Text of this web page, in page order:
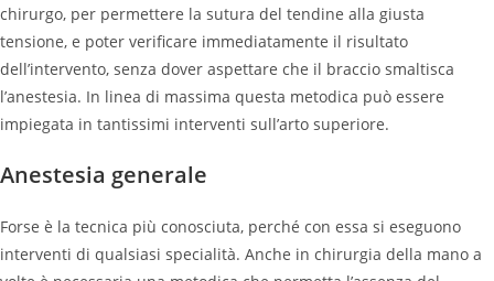
chirurgo, per permettere la sutura del tendine alla giusta
tensione, e poter verificare immediatamente il risultato
dell’intervento, senza dover aspettare che il braccio smaltisca
l’anestesia. In linea di massima questa metodica può essere
impiegata in tantissimi interventi sull’arto superiore.
Anestesia generale
Forse è la tecnica più conosciuta, perché con essa si eseguono
interventi di qualsiasi specialità. Anche in chirurgia della mano a